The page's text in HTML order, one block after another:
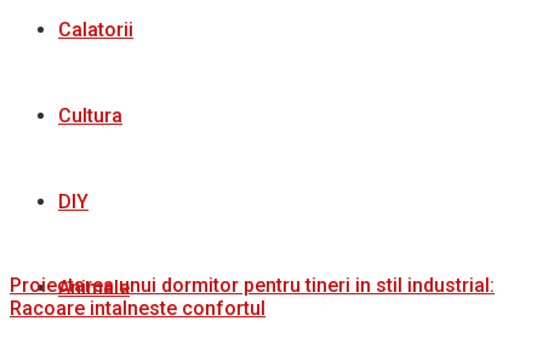
Calatorii
Cultura
DIY
Animale
Proiectarea unui dormitor pentru tineri in stil industrial:
Racoare intalneste confortul